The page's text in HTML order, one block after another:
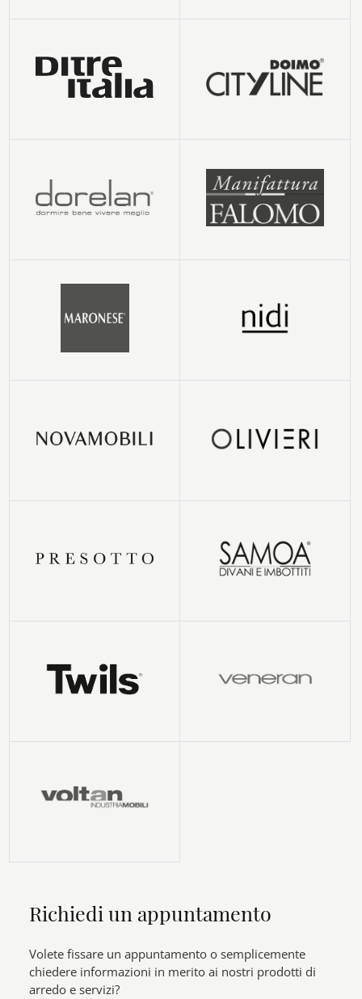
Richiedi un appuntamento
Volete fissare un appuntamento o semplicemente
chiedere informazioni in merito ai nostri prodotti di
arredo e servizi?